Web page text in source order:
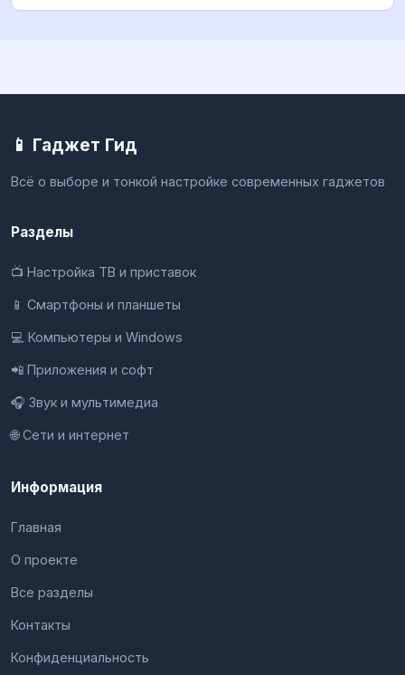
📱 Гаджет Гид
Всё о выборе и тонкой настройке современных гаджетов
Разделы
📺 Настройка ТВ и приставок
📱 Смартфоны и планшеты
💻 Компьютеры и Windows
📲 Приложения и софт
🎧 Звук и мультимедиа
🌐 Сети и интернет
Информация
Главная
О проекте
Все разделы
Контакты
Конфиденциальность